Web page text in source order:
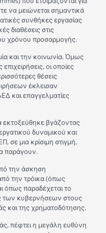
να μειώνεται σημαντικά
συνθήκες εργασίας
διαθέσεις στις
χρόνου προσαρμογής.
και την κοινωνία. Όμως
οι οποίες
θέσεις
έκλεισαν
και επαγγελματίες
εκτοξεύθηκε βγάζοντας
δυναμικού και
σε μια κρίσιμη στιγμή,
παράγουν.
την άσκηση
την τρόικα (όπως
όπως παραδέχεται το
των κυβερνήσεων στους
και της χρηματοδότησης.
πέφτει η μεγάλη ευθύνη